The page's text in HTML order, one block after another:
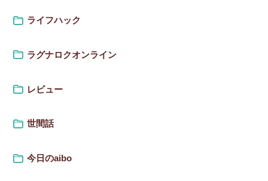
ライフハック
ラグナロクオンライン
レビュー
世間話
今日のaibo